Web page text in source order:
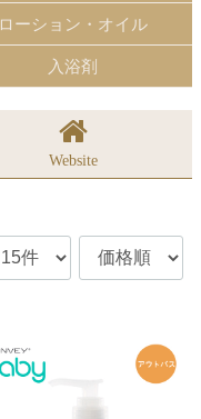
ローション・オイル
入浴剤
Website